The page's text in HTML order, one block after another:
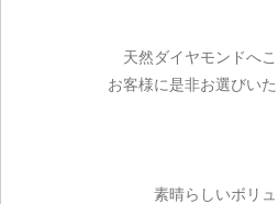
天然ダイヤモンドへ
お客様に是非お選びいた
素晴らしいボリュ